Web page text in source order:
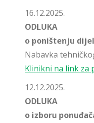
16.12.2025.
ODLUKA
o poništenju
Nabavka
Klinikni na link za
12.12.2025.
ODLUKA
o izboru